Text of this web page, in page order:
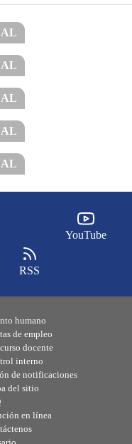
YouTube
RSS
humano
de empleo
docente
interno
de notificaciones
del sitio
en línea